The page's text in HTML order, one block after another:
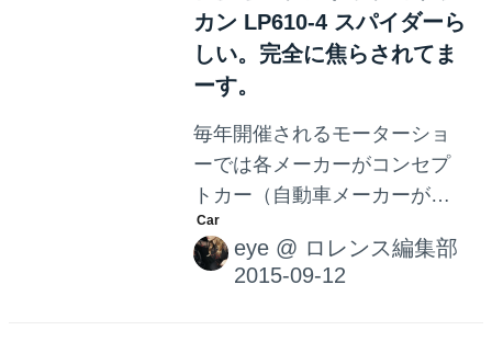
ー、Mansory。 マンソリーは
ロールス・ロイスやアスト
ン・マーティンなど、高級車
ューニング・メーカーです。
ロールス・ロイス・ファント
ムをベースに作成したオリジ
ナルモデ...
カン LP610-4 スパイダーら
しい。完全に焦らされてま
ーす。
毎年開催されるモーターショ
ーでは各メーカーがコンセプ
トカー（自動車メーカーが展
示目的で製作した自動車）や
新型市販車を発表し、クルマ
好きを大興奮の渦へと誘って
eye @ ロレンス編集部